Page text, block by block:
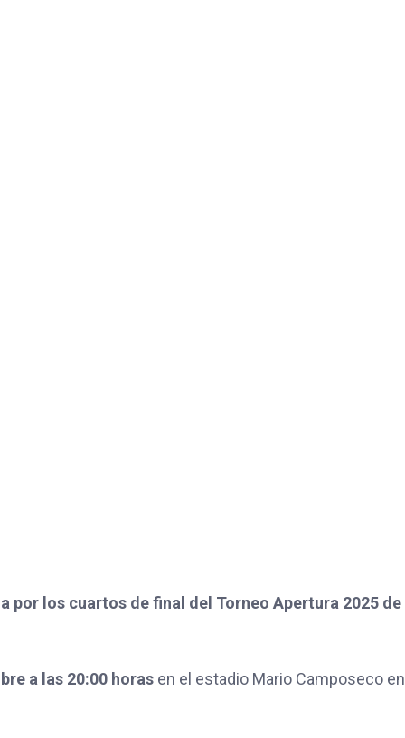
por los cuartos de final del Torneo Apertura 2025 de
a las 20:00 horas en el estadio Mario Camposeco en